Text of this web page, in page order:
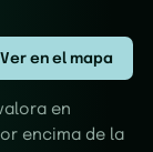
Ver en el mapa
en
encima de la